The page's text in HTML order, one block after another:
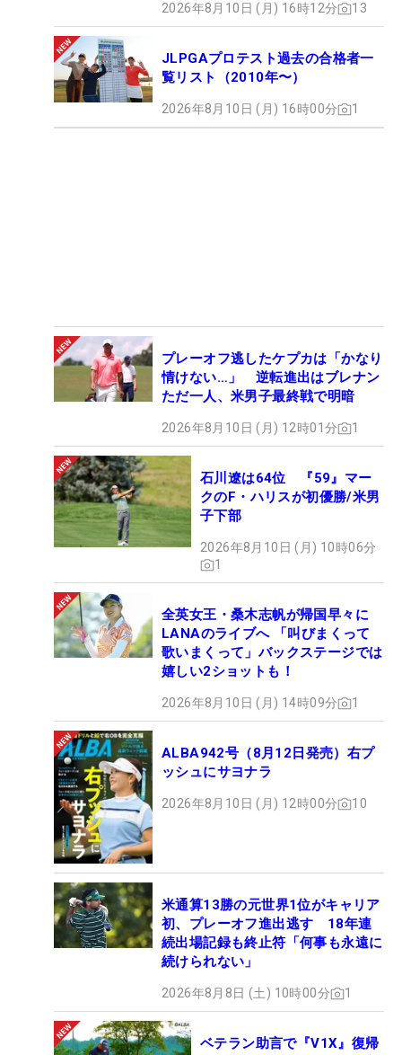
2026年8月10日 (月) 16時12分 13
JLPGAプロテスト過去の合格者一
覧リスト（2010年〜）
2026年8月10日 (月) 16時00分 1
プレーオフ逃したケプカは「かなり
情けない…」 逆転進出はブレナン
ただ一人、米男子最終戦で明暗
2026年8月10日 (月) 12時01分 1
石川遼は64位 『59』マー
クのF・ハリスが初優勝/米男
子下部
2026年8月10日 (月) 10時06分
1
全英女王・桑木志帆が帰国早々に
LANAのライブへ 「叫びまくって
歌いまくって」バックステージでは
嬉しい2ショットも！
2026年8月10日 (月) 14時09分 1
ALBA942号（8月12日発売）右プ
ッシュにサヨナラ
2026年8月10日 (月) 12時00分 10
米通算13勝の元世界1位がキャリア
初、プレーオフ進出逃す 18年連
続出場記録も終止符「何事も永遠に
続けられない」
2026年8月8日 (土) 10時00分 1
ベテラン助言で『V1X』復帰